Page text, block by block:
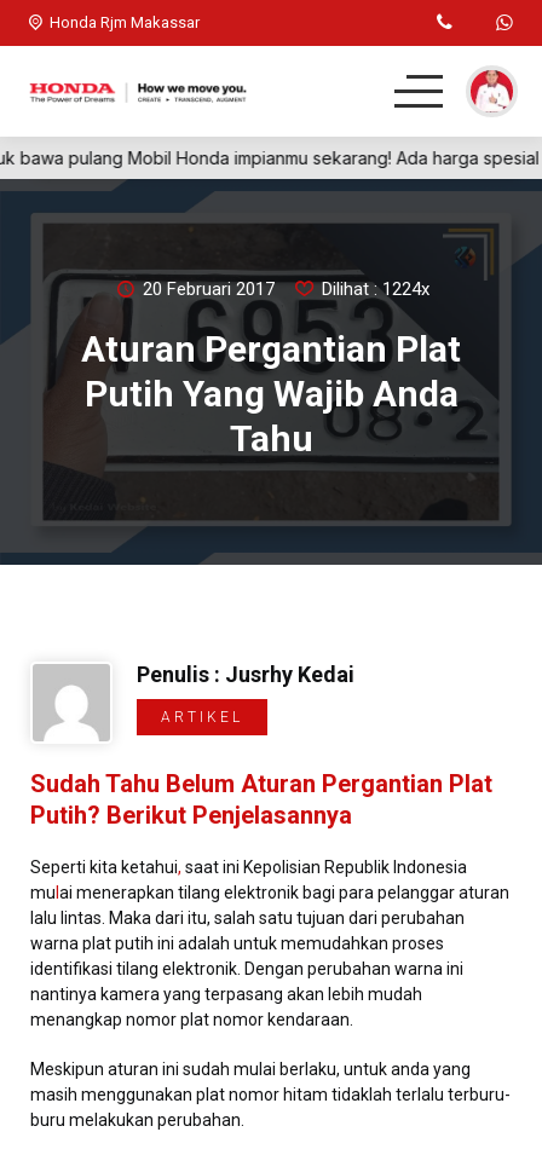
Honda Rjm Makassar
Home
SUV
Hatchback
Sedan
Galeri
Artikel
bawa pulang Mobil Honda impianmu sekarang! Ada harga spesial
20 Februari 2017 Dilihat : 1224x
Aturan Pergantian Plat
Putih Yang Wajib Anda
Tahu
Penulis : Jusrhy Kedai
ARTIKEL
Sudah Tahu Belum Aturan Pergantian Plat
Putih? Berikut Penjelasannya
Seperti kita ketahui, saat ini Kepolisian Republik Indonesia
mu ai menerapkan tilang elektronik bagi para pelanggar aturan
lalu lintas. Maka dari itu, salah satu tujuan dari perubahan
warna plat putih ini adalah untuk memudahkan proses
identifikasi tilang elektronik. Dengan perubahan warna ini
nantinya kamera yang terpasang akan lebih mudah
menangkap nomor plat nomor kendaraan.
Meskipun aturan ini sudah mulai berlaku, untuk anda yang
masih menggunakan plat nomor hitam tidaklah terlalu terburu-
buru melakukan perubahan.